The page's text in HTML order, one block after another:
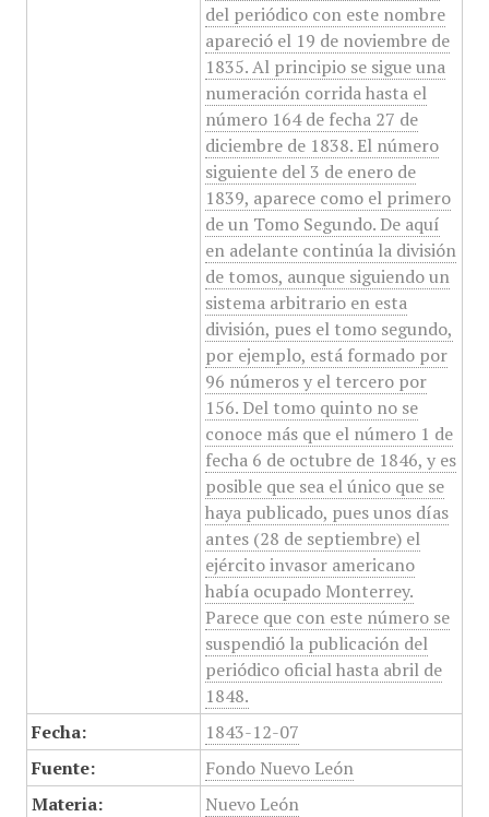
del periódico con este nombre
apareció el 19 de noviembre de
1835. Al principio se sigue una
numeración corrida hasta el
número 164 de fecha 27 de
diciembre de 1838. El número
siguiente del 3 de enero de
1839, aparece como el primero
de un Tomo Segundo. De aquí
en adelante continúa la división
de tomos, aunque siguiendo un
sistema arbitrario en esta
división, pues el tomo segundo,
por ejemplo, está formado por
96 números y el tercero por
156. Del tomo quinto no se
conoce más que el número 1 de
fecha 6 de octubre de 1846, y es
posible que sea el único que se
haya publicado, pues unos días
antes (28 de septiembre) el
ejército invasor americano
había ocupado Monterrey.
Parece que con este número se
suspendió la publicación del
periódico oficial hasta abril de
1848.
Fecha:
1843-12-07
Fuente:
Fondo Nuevo León
Materia:
Nuevo León